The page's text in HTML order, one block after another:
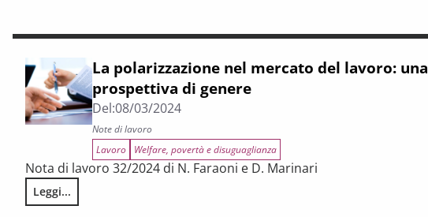
La polarizzazione nel mercato del lavoro: una
prospettiva di genere
Del:08/03/2024
Note di lavoro
Lavoro
Welfare, povertà e disuguaglianza
Nota di lavoro 32/2024 di N. Faraoni e D. Marinari
Leggi...
La polarizzazione nel mercato del lavoro: una prospettiva di genere